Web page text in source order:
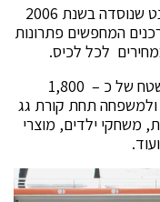
מדובר בסניף מספר 46 של רשת הדיסקנט שנוסדה בשנת 2006
המחפשים פתרונות
לכל לכיס.
הסניף החדש בעופר הקריון משתרע על שטח של כ – 1,800
ולמשפחה תחת קורת גג
משחקי ילדים, מוצרי